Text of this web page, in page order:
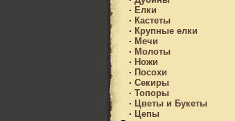
· Елки
· Кастеты
· Крупные елки
· Мечи
· Молоты
· Ножи
· Посохи
· Секиры
· Топоры
· Цветы и Букеты
· Цепы